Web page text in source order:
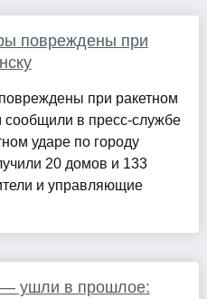
повреждены при
при ракетном
сообщили в пресс-службе
ударе по городу
20 домов и 133
и управляющие
ушли в прошлое: